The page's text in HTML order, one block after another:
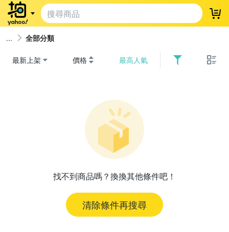
登
全部分類
最新上架 價格 最高人氣
找不到商品嗎？換換其他條件吧！
清除條件再搜尋